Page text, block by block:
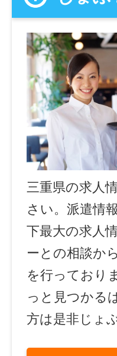
三重県の求人
さい。派遣情
下最大の求人
ーとの相談か
を行っており
っと見つかる
方は是非じょ